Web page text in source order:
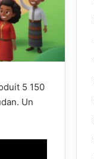
5 150
Un